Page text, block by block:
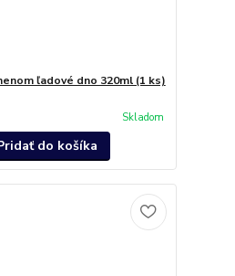
ľadové dno 320ml (1 ks)
Skladom
do košíka